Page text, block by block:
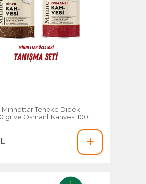
Minnettar Teneke Dibek
gr ve Osmanlı Kahvesi 100 gr